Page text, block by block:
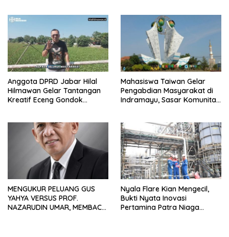
Anggota DPRD Jabar Hilal
Hilmawan Gelar Tantangan
Kreatif Eceng Gondok
Mahasiswa Taiwan Gelar
Pengabdian Masyarakat di
Indramayu, Sasar Komunitas
MENGUKUR PELUANG GUS
YAHYA VERSUS PROF.
NAZARUDIN UMAR, MEMBACA
Nyala Flare Kian Mengecil,
Bukti Nyata Inovasi
Pertamina Patra Niaga